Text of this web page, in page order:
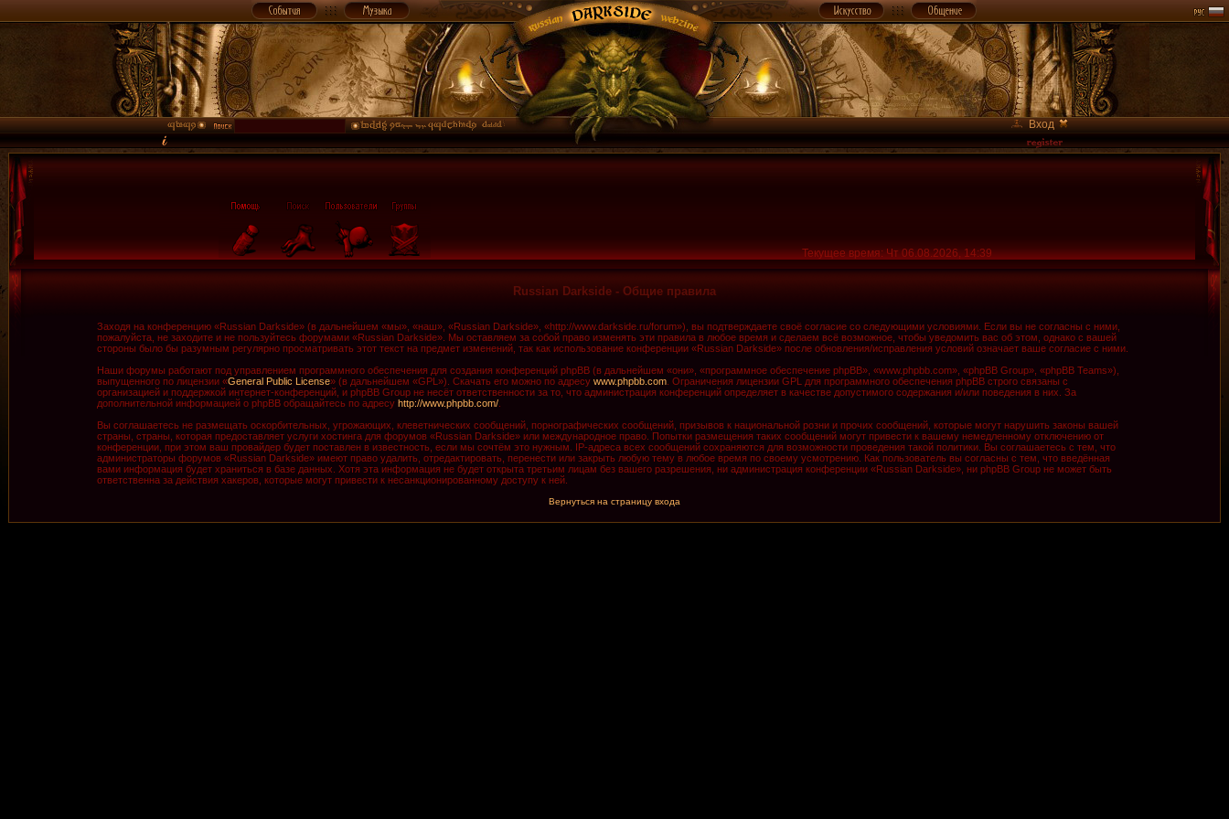
Вход
Текущее время: Чт 06.08.2026, 14:39
Russian Darkside - Общие правила
Заходя на конференцию «Russian Darkside» (в дальнейшем «мы», «наш», «Russian Darkside», «http://www.darkside.ru/forum»), вы подтверждаете своё согласие со следующими условиями. Если вы не согласны с ними,
пожалуйста, не заходите и не пользуйтесь форумами «Russian Darkside». Мы оставляем за собой право изменять эти правила в любое время и сделаем всё возможное, чтобы уведомить вас об этом, однако с вашей
стороны было бы разумным регулярно просматривать этот текст на предмет изменений, так как использование конференции «Russian Darkside» после обновления/исправления условий означает ваше согласие с ними.
Наши форумы работают под управлением программного обеспечения для создания конференций phpBB (в дальнейшем «они», «программное обеспечение phpBB», «www.phpbb.com», «phpBB Group», «phpBB Teams»),
выпущенного по лицензии «General Public License» (в дальнейшем «GPL»). Скачать его можно по адресу www.phpbb.com. Ограничения лицензии GPL для программного обеспечения phpBB строго связаны с
организацией и поддержкой интернет-конференций, и phpBB Group не несёт ответственности за то, что администрация конференций определяет в качестве допустимого содержания и/или поведения в них. За
дополнительной информацией о phpBB обращайтесь по адресу http://www.phpbb.com/.
Вы соглашаетесь не размещать оскорбительных, угрожающих, клеветнических сообщений, порнографических сообщений, призывов к национальной розни и прочих сообщений, которые могут нарушить законы вашей
страны, страны, которая предоставляет услуги хостинга для форумов «Russian Darkside» или международное право. Попытки размещения таких сообщений могут привести к вашему немедленному отключению от
конференции, при этом ваш провайдер будет поставлен в известность, если мы сочтём это нужным. IP-адреса всех сообщений сохраняются для возможности проведения такой политики. Вы соглашаетесь с тем, что
администраторы форумов «Russian Darkside» имеют право удалить, отредактировать, перенести или закрыть любую тему в любое время по своему усмотрению. Как пользователь вы согласны с тем, что введённая
вами информация будет храниться в базе данных. Хотя эта информация не будет открыта третьим лицам без вашего разрешения, ни администрация конференции «Russian Darkside», ни phpBB Group не может быть
ответственна за действия хакеров, которые могут привести к несанкционированному доступу к ней.
Вернуться на страницу входа